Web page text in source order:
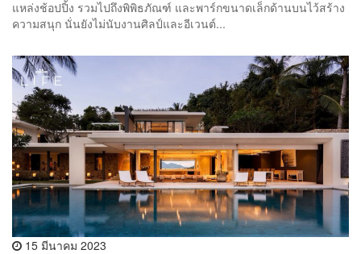
แหล่งช้อปปิ้ง รวมไปถึงพิพิธภัณฑ์ และพาร์กขนาดเล็กด้านบนไว้สร้าง
ความสนุก นั่นยังไม่นับงานศิลป์และอีเวนต์...
15 มีนาคม 2023